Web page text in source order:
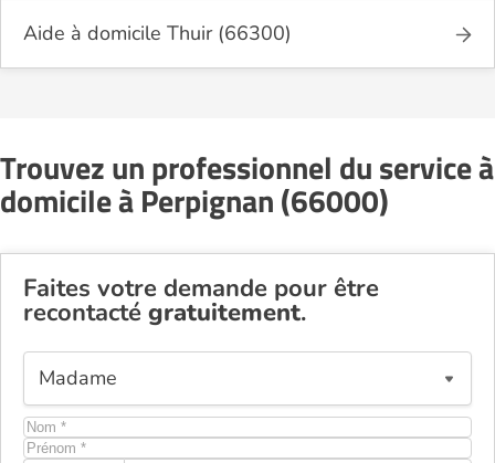
Aide à domicile Thuir (66300)
Trouvez un professionnel du service à
domicile à Perpignan (66000)
Faites votre demande pour être
recontacté gratuitement.